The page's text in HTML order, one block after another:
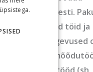
töid üle Eesti.
seotud töid ja
põhitegevused